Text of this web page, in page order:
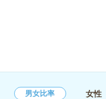
男女比率 女性